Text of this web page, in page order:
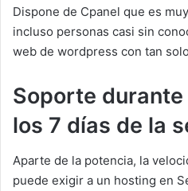
Dispone de Cpanel que es
incluso personas casi sin
web de wordpress con tan
Soporte
los 7 días de la
Aparte de la potencia, la
puede exigir a un hosting en